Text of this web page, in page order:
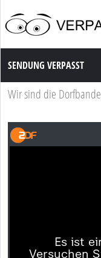
Sendung Verpasst
SENDUNG VERPASST
Wir sind die Dorfbande